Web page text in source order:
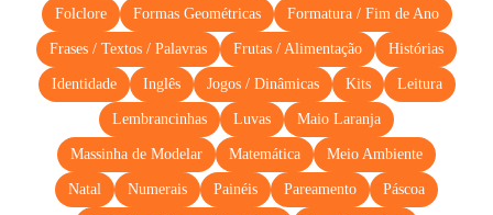
Folclore Formas Geométricas Formatura / Fim de Ano
Frases / Textos / Palavras Frutas / Alimentação Histórias
Identidade Inglês Jogos / Dinâmicas Kits Leitura
Lembrancinhas Luvas Maio Laranja
Massinha de Modelar Matemática Meio Ambiente
Natal Numerais Painéis Pareamento Páscoa